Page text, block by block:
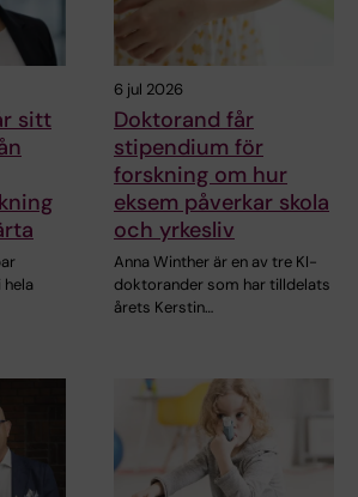
sitt
6 jul 2026
Doktorand får
stipendium för
forskning om hur
eksem påverkar skola
och yrkesliv
Anna Winther är en av tre KI-
doktorander som har tilldelats
årets Kerstin…